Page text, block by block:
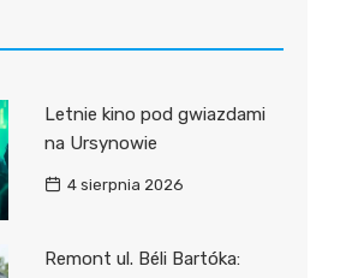
Letnie kino pod gwiazdami
na Ursynowie
4 sierpnia 2026
Remont ul. Béli Bartóka: